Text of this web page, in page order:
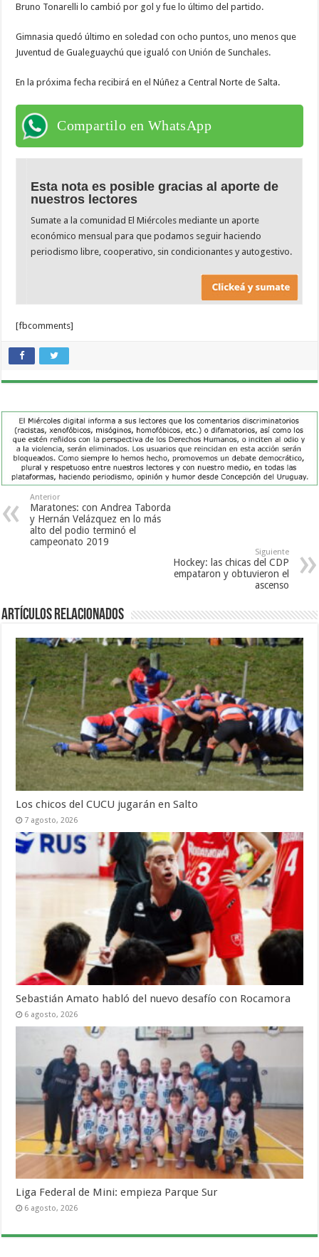
Bruno Tonarelli lo cambió por gol y fue lo último del partido.
Gimnasia quedó último en soledad con ocho puntos, uno menos que
Juventud de Gualeguaychú que igualó con Unión de Sunchales.
En la próxima fecha recibirá en el Núñez a Central Norte de Salta.
Compartilo en WhatsApp
Esta nota es posible gracias al aporte de
nuestros lectores
Sumate a la comunidad El Miércoles mediante un aporte
económico mensual para que podamos seguir haciendo
periodismo libre, cooperativo, sin condicionantes y autogestivo.
[fbcomments]
Anterior
Maratones: con Andrea Taborda
y Hernán Velázquez en lo más
alto del podio terminó el
campeonato 2019
Siguiente
Hockey: las chicas del CDP
empataron y obtuvieron el
ascenso
Artículos Relacionados
Los chicos del CUCU jugarán en Salto
7 agosto, 2026
Sebastián Amato habló del nuevo desafío con Rocamora
6 agosto, 2026
Liga Federal de Mini: empieza Parque Sur
6 agosto, 2026